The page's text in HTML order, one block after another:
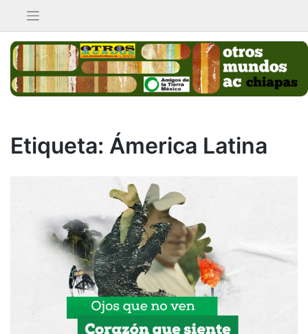
contenido
Etiqueta: Ámerica Latina